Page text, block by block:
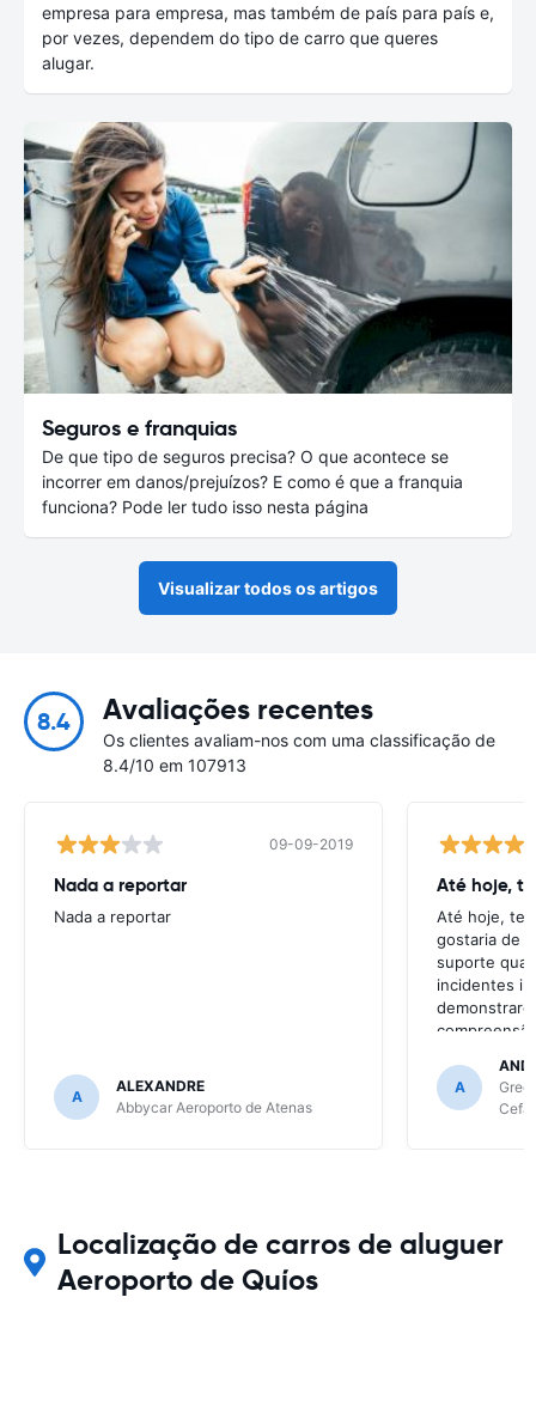
empresa para empresa, mas também de país para país e,
por vezes, dependem do tipo de carro que queres
alugar.
Seguros e franquias
De que tipo de seguros precisa? O que acontece se
incorrer em danos/prejuízos? E como é que a franquia
funciona? Pode ler tudo isso nesta página
Visualizar todos os artigos
8.4 Avaliações recentes
Os clientes avaliam-nos com uma classificação de
8.4/10 em 107913
09-09-2019
Nada a reportar
Nada a reportar
A
ALEXANDRE
Abbycar Aeroporto de Atenas
Até hoje,
Até hoje,
gostaria de
suporte
incidentes
continua a
de site para
A
Localização de carros de aluguer
Aeroporto de Quíos